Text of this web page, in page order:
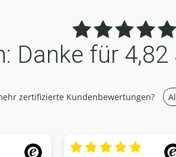
Danke für 4,82
zertifizierte Kundenbewertungen?